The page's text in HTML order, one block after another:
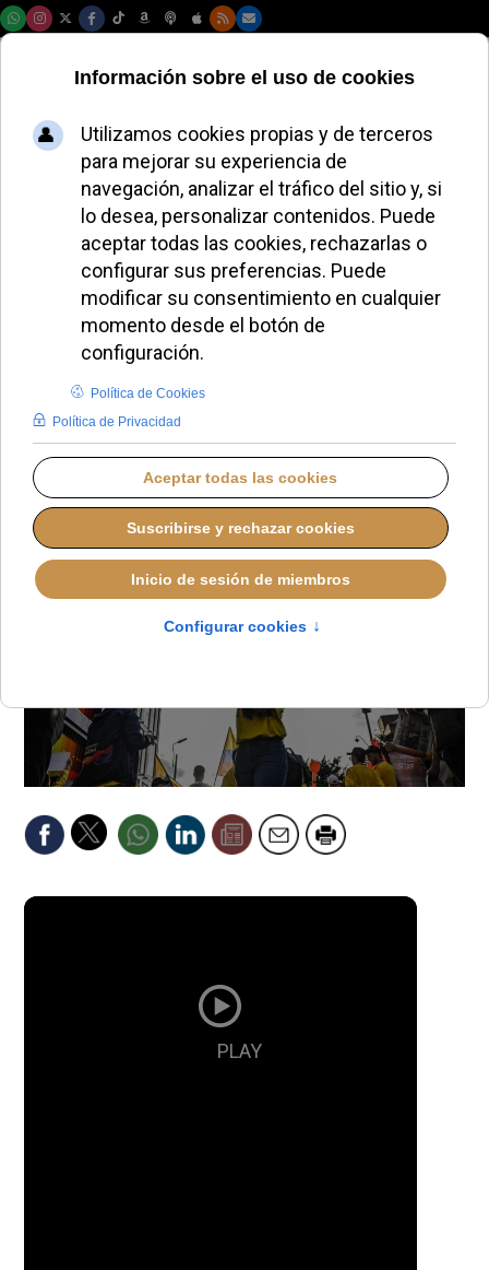
Vídeo | Los obispos
colombianos inician
su asamblea
plenaria sobre el
clero y la paz
MARTES, 07 JULIO 2026 19:08